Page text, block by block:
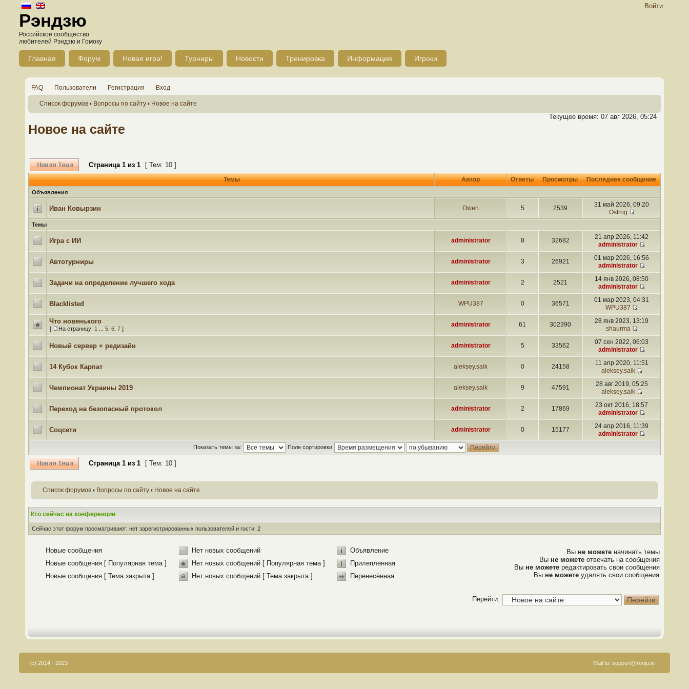
Войти
Рэндзю
Российское сообщество
любителей Рэндзю и Гомоку
Главная Форум Новая игра! Турниры Новости Тренировка Информация Игроки
FAQ Пользователи Регистрация Вход
Список форумов ‹ Вопросы по сайту ‹ Новое на сайте
Текущее время: 07 авг 2026, 05:24
Новое на сайте
Страница 1 из 1 [ Тем: 10 ]
Темы Автор Ответы Просмотры Последнее сообщение
Объявления
Иван Ковырзин Owen 5 2539
31 май 2026, 09:20
Ostrog
Темы
Игра с ИИ administrator 8 32682
21 апр 2026, 11:42
administrator
Автотурниры administrator 3 26921
01 мар 2026, 16:56
administrator
Задачи на определение лучшего хода administrator 2 2521
14 янв 2026, 08:50
administrator
Blacklisted WPU387 0 36571
01 мар 2023, 04:31
WPU387
Что новенького
[ На страницу: 1 5 6 7 ]
administrator 61 302390
28 янв 2023, 13:19
shaurma
Новый сервер + редизайн administrator 5 33562
07 сен 2022, 06:03
administrator
14 Кубок Карпат aleksey.saik 0 24158
11 апр 2020, 11:51
aleksey.saik
Чемпионат Украины 2019 aleksey.saik 9 47591
28 авг 2019, 05:25
aleksey.saik
Переход на безопасный протокол administrator 2 17869
23 окт 2016, 18:57
administrator
Соцсети administrator 0 15177
24 апр 2016, 11:39
administrator
Показать темы за: Поле сортировки
Страница 1 из 1 [ Тем: 10 ]
Список форумов ‹ Вопросы по сайту ‹ Новое на сайте
Кто сейчас на конференции
Сейчас этот форум просматривают: нет зарегистрированных пользователей и гости: 2
Новые сообщения Нет новых сообщений
Объявление
Новые сообщения [ Популярная тема ]
Нет новых сообщений [ Популярная тема ]
Прилепленная
Новые сообщения [ Тема закрыта ]
Нет новых сообщений [ Тема закрыта ] Перенесённая
Вы не можете начинать темы
Вы не можете отвечать на сообщения
Вы не можете редактировать свои сообщения
Вы не можете удалять свои сообщения
Перейти:
(c) 2014 - 2023 Mail to: support@renju.in